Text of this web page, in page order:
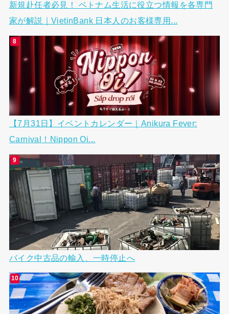
新規赴任者必見！ ベトナム生活に役立つ情報を各専門
家が解説｜VietinBank 日本人のお客様専用...
【7月31日】イベントカレンダー｜Anikura Fever:
Carnival！Nippon Oi...
バイク中古品の輸入、一時停止へ